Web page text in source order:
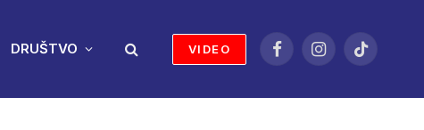
DRUŠTVO VIDEO
FacebookInstagramTikTok